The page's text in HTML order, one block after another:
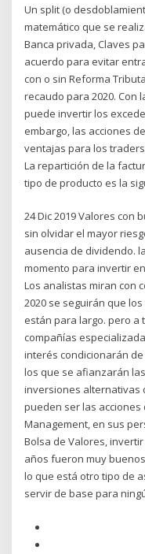
Un split (o
matemático que se
Banca privada, Claves
acuerdo para evitar
con o sin Reforma
recaudo para 2020. Con
puede invertir los
embargo, las acciones
ventajas para los
La repartición de la
tipo de producto es la
24 Dic 2019 Valores con
sin olvidar el mayor
ausencia de dividendo.
momento para invertir
Los analistas miran con
2020 se seguirán que
están para largo. pero a
compañías
interés condicionarán
los que se afianzarán
inversiones alternativas
pueden ser las acciones
Management, en sus
Bolsa de Valores,
años fueron muy
lo que está otro tipo de
servir de base para